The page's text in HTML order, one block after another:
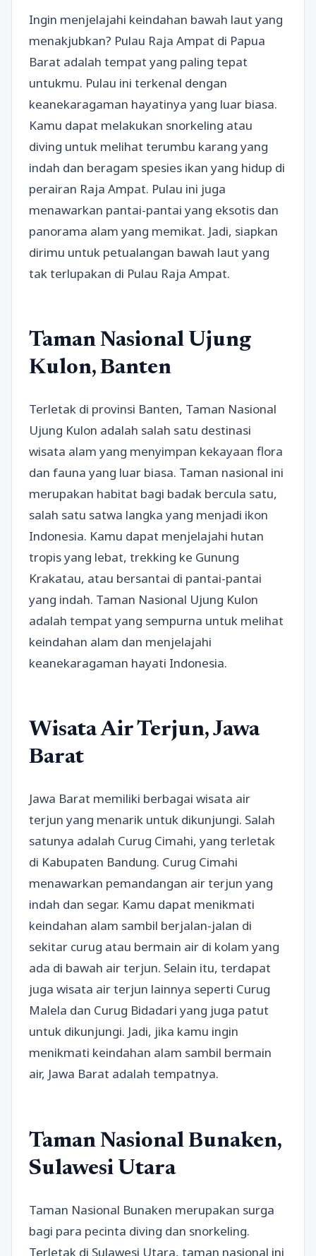
Ingin menjelajahi keindahan bawah laut yang
menakjubkan? Pulau Raja Ampat di Papua
Barat adalah tempat yang paling tepat
untukmu. Pulau ini terkenal dengan
keanekaragaman hayatinya yang luar biasa.
Kamu dapat melakukan snorkeling atau
diving untuk melihat terumbu karang yang
indah dan beragam spesies ikan yang hidup di
perairan Raja Ampat. Pulau ini juga
menawarkan pantai-pantai yang eksotis dan
panorama alam yang memikat. Jadi, siapkan
dirimu untuk petualangan bawah laut yang
tak terlupakan di Pulau Raja Ampat.
Taman Nasional Ujung
Kulon, Banten
Terletak di provinsi Banten, Taman Nasional
Ujung Kulon adalah salah satu destinasi
wisata alam yang menyimpan kekayaan flora
dan fauna yang luar biasa. Taman nasional ini
merupakan habitat bagi badak bercula satu,
salah satu satwa langka yang menjadi ikon
Indonesia. Kamu dapat menjelajahi hutan
tropis yang lebat, trekking ke Gunung
Krakatau, atau bersantai di pantai-pantai
yang indah. Taman Nasional Ujung Kulon
adalah tempat yang sempurna untuk melihat
keindahan alam dan menjelajahi
keanekaragaman hayati Indonesia.
Wisata Air Terjun, Jawa
Barat
Jawa Barat memiliki berbagai wisata air
terjun yang menarik untuk dikunjungi. Salah
satunya adalah Curug Cimahi, yang terletak
di Kabupaten Bandung. Curug Cimahi
menawarkan pemandangan air terjun yang
indah dan segar. Kamu dapat menikmati
keindahan alam sambil berjalan-jalan di
sekitar curug atau bermain air di kolam yang
ada di bawah air terjun. Selain itu, terdapat
juga wisata air terjun lainnya seperti Curug
Malela dan Curug Bidadari yang juga patut
untuk dikunjungi. Jadi, jika kamu ingin
menikmati keindahan alam sambil bermain
air, Jawa Barat adalah tempatnya.
Taman Nasional Bunaken,
Sulawesi Utara
Taman Nasional Bunaken merupakan surga
bagi para pecinta diving dan snorkeling.
Terletak di Sulawesi Utara, taman nasional ini